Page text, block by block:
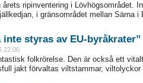
ripinventering i Lövhögsområdet.
i gränsområdet mellan Särna i
inte styras av EU-byråkrater”
22:00
folkrörelse. Den är också ett
jakt förvaltas viltstammar,